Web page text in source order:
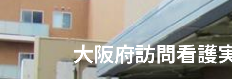
大阪府訪問看護